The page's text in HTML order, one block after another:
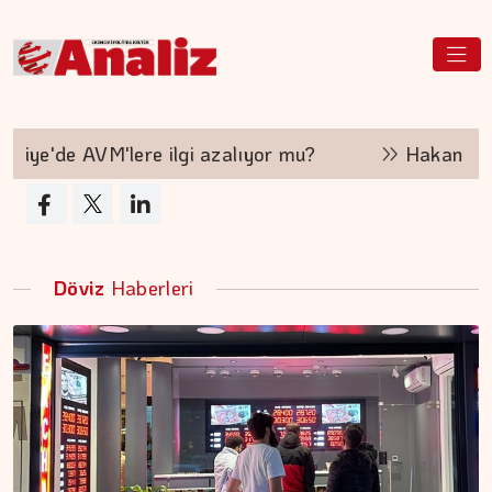
AVM'lere ilgi azalıyor mu? Hakan Aran
Döviz Haberleri